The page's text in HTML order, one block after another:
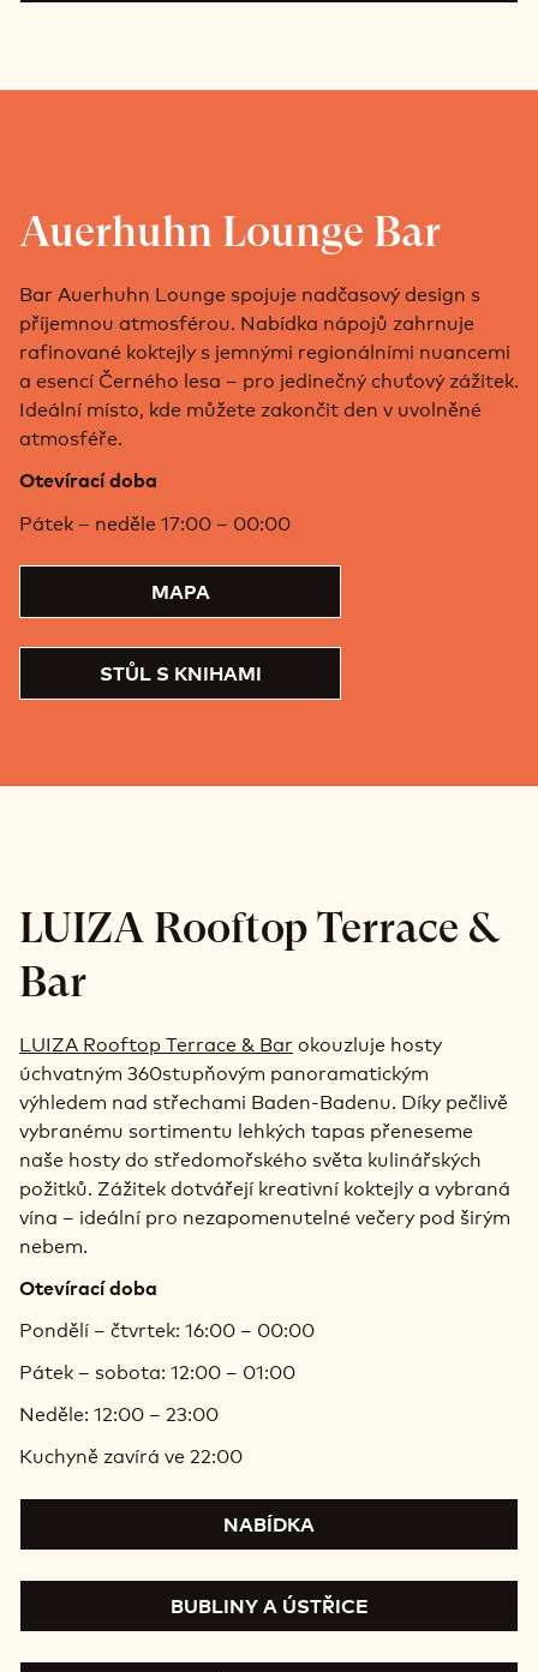
Auerhuhn Lounge Bar
Bar Auerhuhn Lounge spojuje nadčasový design s
příjemnou atmosférou. Nabídka nápojů zahrnuje
rafinované koktejly s jemnými regionálními nuancemi
a esencí Černého lesa – pro jedinečný chuťový zážitek.
Ideální místo, kde můžete zakončit den v uvolněné
atmosféře.
Otevírací doba
Pátek – neděle 17:00 – 00:00
MAPA
STŮL S KNIHAMI
LUIZA Rooftop Terrace &
Bar
LUIZA Rooftop Terrace & Bar okouzluje hosty
úchvatným 360stupňovým panoramatickým
výhledem nad střechami Baden-Badenu. Díky pečlivě
vybranému sortimentu lehkých tapas přeneseme
naše hosty do středomořského světa kulinářských
požitků. Zážitek dotvářejí kreativní koktejly a vybraná
vína – ideální pro nezapomenutelné večery pod širým
nebem.
Otevírací doba
Pondělí – čtvrtek: 16:00 – 00:00
Pátek – sobota: 12:00 – 01:00
Neděle: 12:00 – 23:00
Kuchyně zavírá ve 22:00
NABÍDKA
BUBLINY A ÚSTŘICE